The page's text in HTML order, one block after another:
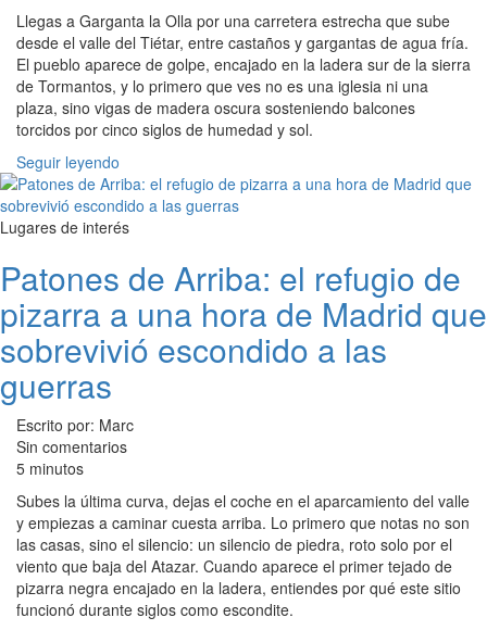
Llegas a Garganta la Olla por una carretera estrecha que sube
desde el valle del Tiétar, entre castaños y gargantas de agua fría.
El pueblo aparece de golpe, encajado en la ladera sur de la sierra
de Tormantos, y lo primero que ves no es una iglesia ni una
plaza, sino vigas de madera oscura sosteniendo balcones
torcidos por cinco siglos de humedad y sol.
Seguir leyendo
Lugares de interés
Patones de Arriba: el refugio de
pizarra a una hora de Madrid que
sobrevivió escondido a las
guerras
Escrito por: Marc
Sin comentarios
5 minutos
Subes la última curva, dejas el coche en el aparcamiento del valle
y empiezas a caminar cuesta arriba. Lo primero que notas no son
las casas, sino el silencio: un silencio de piedra, roto solo por el
viento que baja del Atazar. Cuando aparece el primer tejado de
pizarra negra encajado en la ladera, entiendes por qué este sitio
funcionó durante siglos como escondite.